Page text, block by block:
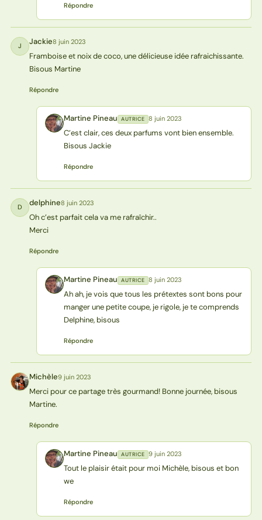
Répondre
J Jackie8 juin 2023
Framboise et noix de coco, une délicieuse idée rafraichissante.
Bisous Martine
Répondre
MP Martine Pineau AUTRICE 8 juin 2023
C’est clair, ces deux parfums vont bien ensemble.
Bisous Jackie
Répondre
D delphine8 juin 2023
Oh c’est parfait cela va me rafraîchir..
Merci
Répondre
MP Martine Pineau AUTRICE 8 juin 2023
Ah ah, je vois que tous les prétextes sont bons pour
manger une petite coupe, je rigole, je te comprends
Delphine, bisous
Répondre
M Michèle9 juin 2023
Merci pour ce partage très gourmand! Bonne journée, bisous
Martine.
Répondre
MP Martine Pineau AUTRICE 9 juin 2023
Tout le plaisir était pour moi Michèle, bisous et bon
we
Répondre